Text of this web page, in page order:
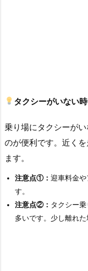
タクシーがいない
乗り場にタクシーが
のが便利です。近く
ます。
注意点①： 迎車料金
す。
注意点②： タクシー
多いです。少し離れた